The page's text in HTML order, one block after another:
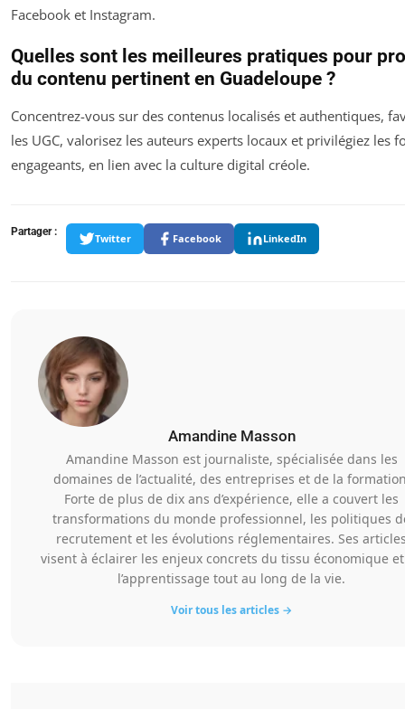
Facebook et Instagram.
Quelles sont les meilleures pratiques pour
du contenu pertinent en Guadeloupe ?
Concentrez-vous sur des contenus localisés et authentiques,
les UGC, valorisez les auteurs experts locaux et privilégiez les
engageants, en lien avec la culture digital créole.
Partager : Twitter Facebook LinkedIn
Amandine Masson
Amandine Masson est journaliste, spécialisée dans les
domaines de l’actualité, des entreprises et de la
Forte de plus de dix ans d’expérience, elle a couvert les
transformations du monde professionnel, les politiques
recrutement et les évolutions réglementaires. Ses
visent à éclairer les enjeux concrets du tissu économique
l’apprentissage tout au long de la vie.
Voir tous les articles →